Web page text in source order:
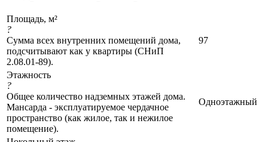
Площадь, м²
?
Сумма всех внутренних помещений дома,
подсчитывают как у квартиры (СНиП
2.08.01-89).
97
Этажность
?
Общее количество надземных этажей дома.
Мансарда - эксплуатируемое чердачное
пространство (как жилое, так и нежилое
помещение).
Одноэтажный